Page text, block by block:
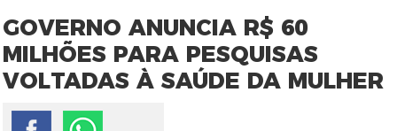
GOVERNO ANUNCIA R$ 60
MILHÕES PARA PESQUISAS
VOLTADAS À SAÚDE DA MULHER